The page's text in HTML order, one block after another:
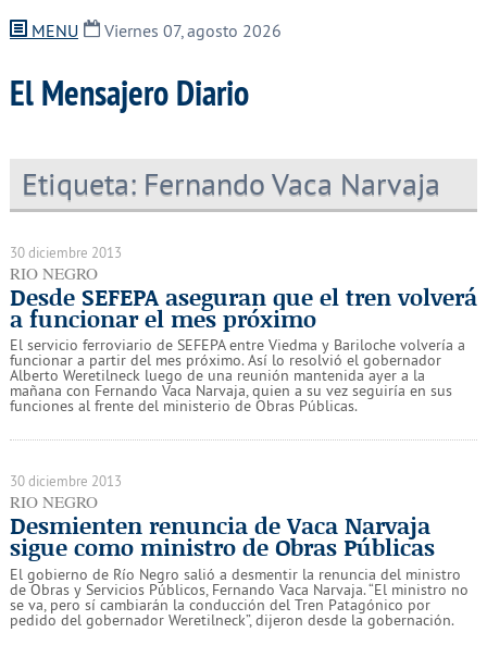
MENU Viernes 07, agosto 2026
El Mensajero Diario
Etiqueta: Fernando Vaca Narvaja
30 diciembre 2013
RIO NEGRO
Desde SEFEPA aseguran que el tren volverá
a funcionar el mes próximo
El servicio ferroviario de SEFEPA entre Viedma y Bariloche volvería a
funcionar a partir del mes próximo. Así lo resolvió el gobernador
Alberto Weretilneck luego de una reunión mantenida ayer a la
mañana con Fernando Vaca Narvaja, quien a su vez seguiría en sus
funciones al frente del ministerio de Obras Públicas.
30 diciembre 2013
RIO NEGRO
Desmienten renuncia de Vaca Narvaja
sigue como ministro de Obras Públicas
El gobierno de Río Negro salió a desmentir la renuncia del ministro
de Obras y Servicios Públicos, Fernando Vaca Narvaja. “El ministro no
se va, pero sí cambiarán la conducción del Tren Patagónico por
pedido del gobernador Weretilneck”, dijeron desde la gobernación.